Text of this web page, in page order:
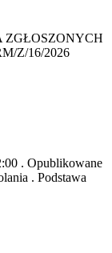
ZGŁOSZONYCH
Z/16/2026
. Opublikowane
. Podstawa